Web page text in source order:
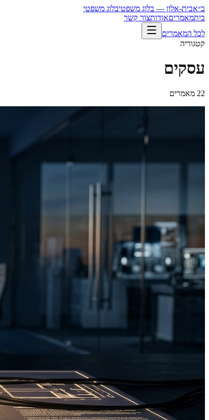
ב״אבית-אלון — בלוג משפטיבלוג משפטי
ביתמאמריםאודותצור קשר
לכל המאמרים
קטגוריה
עסקים
22 מאמרים